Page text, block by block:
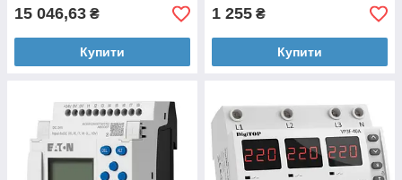
15 046,63 ₴
Купити
1 255 ₴
Купити